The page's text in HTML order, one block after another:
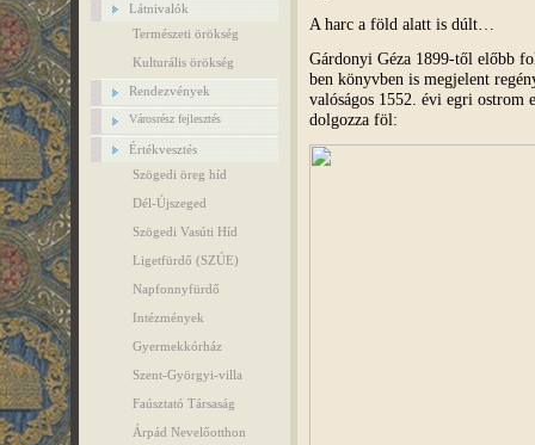
Látnivalók
Természeti örökség
Kulturális örökség
Rendezvények
Városrész fejlesztés
Értékvesztés
Szögedi öreg híd
Dél-Újszeged
Szögedi Vasúti Híd
Ligetfürdő (SZÚE)
Napfonnyfürdő
Intézmények
Gyermekkórház
Szent-Györgyi-villa
Faúsztató Társaság
Árpád Nevelőotthon
A harc a föld alatt is dúlt…
Gárdonyi Géza 1899-től előbb
ben könyvben is megjelent
valóságos 1552. évi egri ostrom
dolgozza föl: